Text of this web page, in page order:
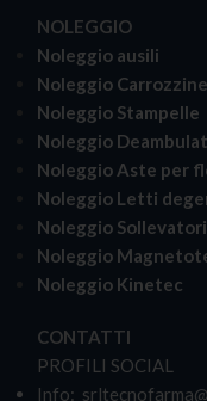
NOLEGGIO
Noleggio ausili
Noleggio Carrozzine
Noleggio Stampelle
Noleggio
Noleggio Aste per
Noleggio Letti
Noleggio Sollevatori
Noleggio
Noleggio Kinetec
CONTATTI
PROFILI SOCIAL
Info: